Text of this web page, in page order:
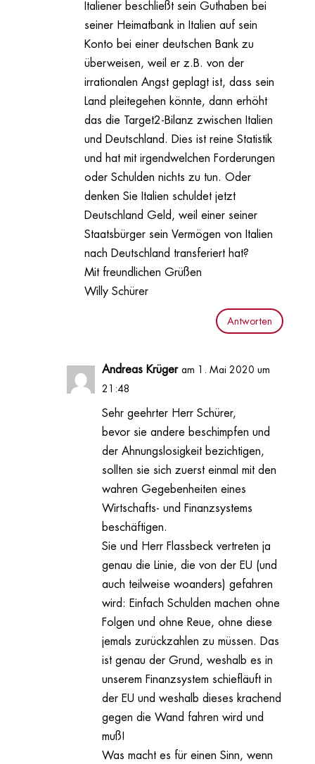
Italiener beschließt sein Guthaben bei
seiner Heimatbank in Italien auf sein
Konto bei einer deutschen Bank zu
überweisen, weil er z.B. von der
irrationalen Angst geplagt ist, dass sein
Land pleitegehen könnte, dann erhöht
das die Target2-Bilanz zwischen Italien
und Deutschland. Dies ist reine Statistik
und hat mit irgendwelchen Forderungen
oder Schulden nichts zu tun. Oder
denken Sie Italien schuldet jetzt
Deutschland Geld, weil einer seiner
Staatsbürger sein Vermögen von Italien
nach Deutschland transferiert hat?
Mit freundlichen Grüßen
Willy Schürer
Antworten
Andreas Krüger am 1. Mai 2020 um
21:48
Sehr geehrter Herr Schürer,
bevor sie andere beschimpfen und
der Ahnungslosigkeit bezichtigen,
sollten sie sich zuerst einmal mit den
wahren Gegebenheiten eines
Wirtschafts- und Finanzsystems
beschäftigen.
Sie und Herr Flassbeck vertreten ja
genau die Linie, die von der EU (und
auch teilweise woanders) gefahren
wird: Einfach Schulden machen ohne
Folgen und ohne Reue, ohne diese
jemals zurückzahlen zu müssen. Das
ist genau der Grund, weshalb es in
unserem Finanzsystem schiefläuft in
der EU und weshalb dieses krachend
gegen die Wand fahren wird und
muß!
Was macht es für einen Sinn, wenn